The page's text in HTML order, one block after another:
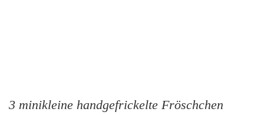
3 minikleine handgefrickelte Fröschchen